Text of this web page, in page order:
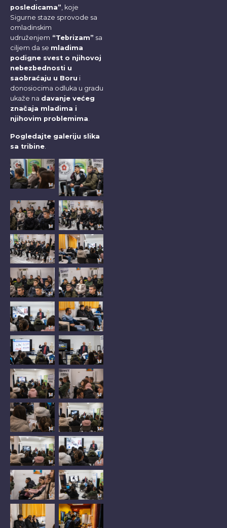
posledicama”, koje
Sigurne staze sprovode sa
omladinskim
udruženjem “Tebrizam” sa
ciljem da se mladima
podigne svest o njihovoj
nebezbednosti u
saobraćaju u Boru i
donosiocima odluka u gradu
ukaže na davanje većeg
značaja mladima i
njihovim problemima.
Pogledajte galeriju slika
sa tribine
No
Caption
No
Caption
No
Caption
No
Caption
No
Caption
No
Caption
No
Caption
No
Caption
No
Caption
No
Caption
No
Caption
No
Caption
No
Caption
No
Caption
No
Caption
No
Caption
No
Caption
No
Caption
No
Caption
No
Caption
No
Caption
No
Caption